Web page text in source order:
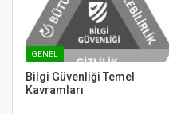
GENEL
Bilgi Güvenliği Temel
Kavramları